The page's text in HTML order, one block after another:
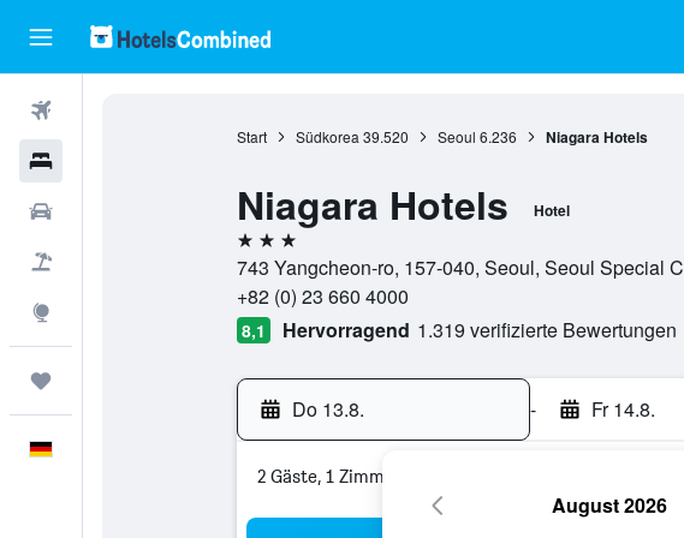
Start Südkorea 39.520 Seoul 6.236 Niagara Hotels
Niagara Hotels Hotel
3 Sterne
743 Yangcheon-ro, 157-040, Seoul, Seoul Special
+82 (0) 23 660 4000
8,1 Hervorragend 1.319 verifizierte Bewertungen
Do 13.8. - Fr 14.8.
2 Gäste, 1 Zimmer
August 2026